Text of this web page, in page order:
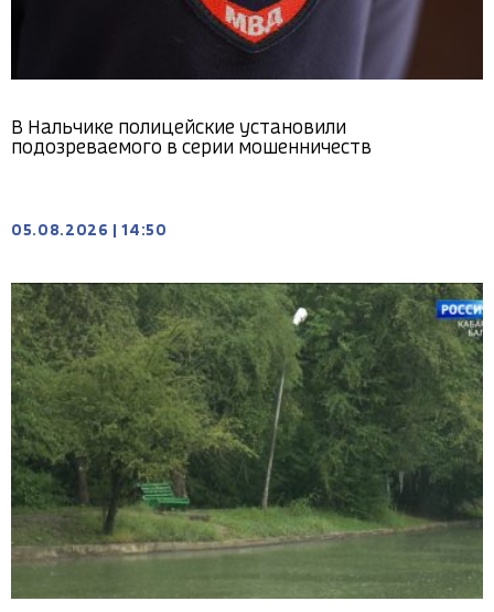
В Нальчике полицейские установили
подозреваемого в серии мошенничеств
05.08.2026 14:50